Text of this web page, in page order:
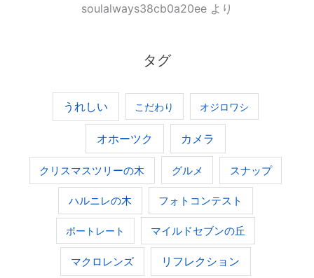
soulalways38cb0a20ee より
タグ
うれしい こだわり オジロワシ
オホーツク カメラ
クリスマスツリーの木 グルメ スナップ
ハルニレの木 フォトコンテスト
ポートレート マイルドセブンの丘
マクロレンズ リフレクション